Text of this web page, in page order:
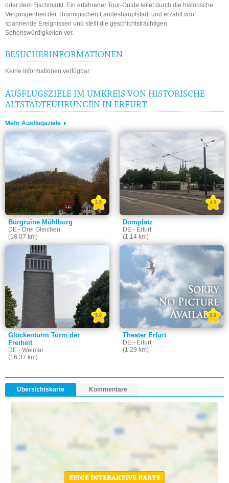
oder dem Fischmarkt. Ein erfahrener Tour-Guide leitet durch die historische
Vergangenheit der Thüringischen Landeshauptstadt und erzählt von
spannende Ereignissen und stellt die geschichtsträchtigen
Sehenswürdigkeiten vor.
BESUCHERINFORMATIONEN
Keine Informationen verfügbar
AUSFLUGSZIELE IM UMKREIS VON HISTORISCHE
ALTSTADTFÜHRUNGEN IN ERFURT
Mehr Ausflugsziele
Burgruine Mühlburg
DE - Drei Gleichen
(18.07 km)
3.5
Domplatz
DE - Erfurt
(1.14 km)
4.0
Glockenturm Turm der
Freiheit
DE - Weimar
(16.37 km)
5.0
Theater Erfurt
DE - Erfurt
(1.29 km)
0.0
Übersichtskarte Kommentare
ZEIGE INTERAKTIVE KARTE